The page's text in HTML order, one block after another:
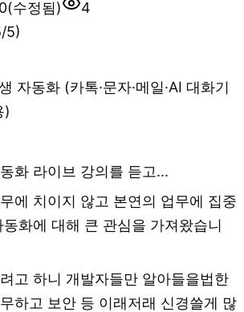
(수정됨)
4
/5)
자동화 (카톡·문자·메일·AI 대화기
)
화 라이브 강의를 듣고...
에 치이지 않고 본연의 업무에 집중
화에 대해 큰 관심을 가져왔습니
고 하니 개발자들만 알아들을법한
하고 보안 등 이래저래 신경쓸게 많